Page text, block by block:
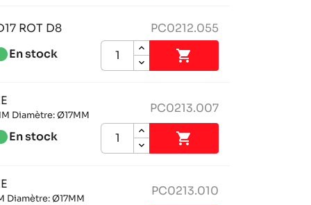
PC0212.055
ROT D8
En stock 
PC0213.007
Diamètre: Ø17MM
En stock 
PC0213.010
Diamètre: Ø17MM